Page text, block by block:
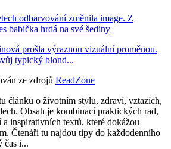
odbarvování změnila image. Z
babička hrdá na své šediny
prošla výraznou vizuální proměnou.
typický blond...
ze zdrojů ReadZone
článků o životním stylu, zdraví, vztazích,
Obsah je kombinací praktických rad,
inspirativních textů, které dokážou
Čtenáři tu najdou tipy do každodenního
čas i...